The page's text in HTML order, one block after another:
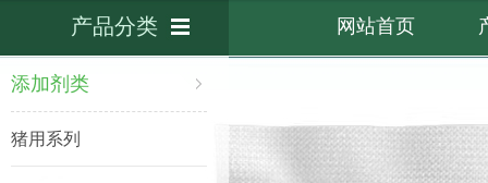
产品分类 网站首页
添加剂类
猪用系列